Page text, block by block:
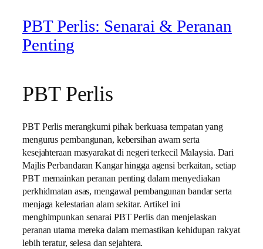
PBT Perlis: Senarai & Peranan
Penting
PBT Perlis
PBT Perlis merangkumi pihak berkuasa tempatan yang
mengurus pembangunan, kebersihan awam serta
kesejahteraan masyarakat di negeri terkecil Malaysia. Dari
Majlis Perbandaran Kangar hingga agensi berkaitan, setiap
PBT memainkan peranan penting dalam menyediakan
perkhidmatan asas, mengawal pembangunan bandar serta
menjaga kelestarian alam sekitar. Artikel ini
menghimpunkan senarai PBT Perlis dan menjelaskan
peranan utama mereka dalam memastikan kehidupan rakyat
lebih teratur, selesa dan sejahtera.